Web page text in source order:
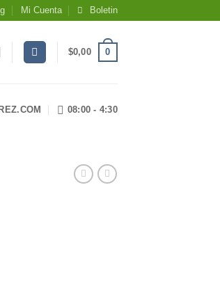
Mi Cuenta Boletin
$0,00 0
08:00 - 4:30